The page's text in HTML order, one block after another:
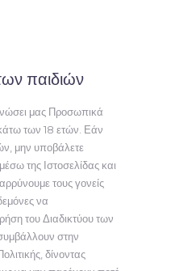
παιδιών
μας Προσωπικά
των 18 ετών. Εάν
μην υποβάλετε
της Ιστοσελίδας και
τους γονείς
να
του Διαδικτύου των
στην
δίνοντας